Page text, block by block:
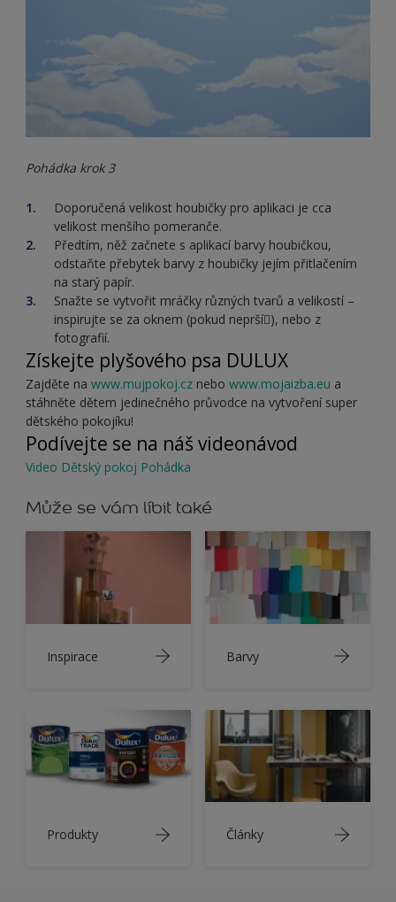
Pohádka krok 3
Doporučená velikost houbičky pro aplikaci je cca
velikost menšího pomeranče.
Předtím, něž začnete s aplikací barvy houbičkou,
odstaňte přebytek barvy z houbičky jejím přitlačením
na starý papír.
Snažte se vytvořit mráčky různých tvarů a velikostí –
inspirujte se za oknem (pokud neprší), nebo z
fotografií.
Získejte plyšového psa DULUX
Zajděte na www.mujpokoj.cz nebo www.mojaizba.eu a
stáhněte dětem jedinečného průvodce na vytvoření super
dětského pokojíku!
Podívejte se na náš videonávod
Video Dětský pokoj Pohádka
Může se vám líbit také
Inspirace Barvy
Produkty Články